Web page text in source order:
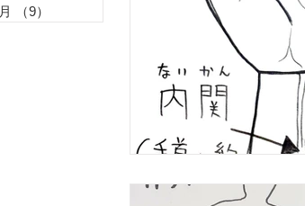
（9）